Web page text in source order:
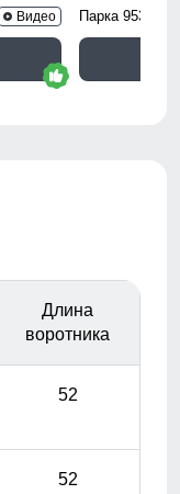
Видео Парка 9537S
Длина
воротника
52
52